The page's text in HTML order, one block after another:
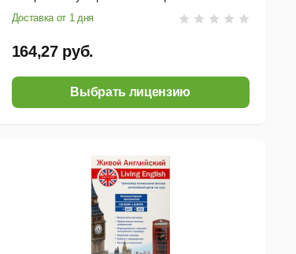
запасными активациями и бонусными
аудиокурсами
Доставка от 1 дня
164,27 руб.
Выбрать лицензию